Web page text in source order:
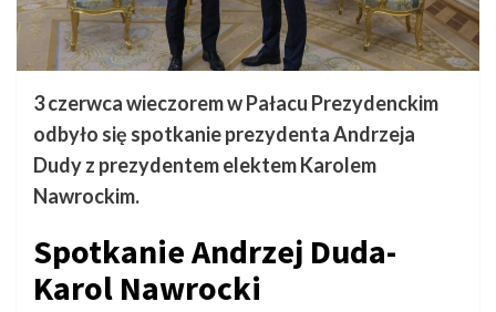
3 czerwca wieczorem w Pałacu Prezydenckim
odbyło się spotkanie prezydenta Andrzeja
Dudy z prezydentem elektem Karolem
Nawrockim.
Spotkanie Andrzej Duda-
Karol Nawrocki